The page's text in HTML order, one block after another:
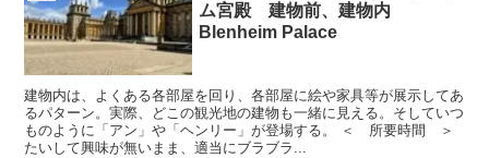
ム宮殿 建物前、建物内
Blenheim Palace
建物内は、よくある各部屋を回り、各部屋に絵や家具等が展示してあ
るパターン。実際、どこの観光地の建物も一緒に見える。そしていつ
ものように「アン」や「ヘンリー」が登場する。 ＜ 所要時間 ＞
たいして興味が無いまま、適当にブラブラ...